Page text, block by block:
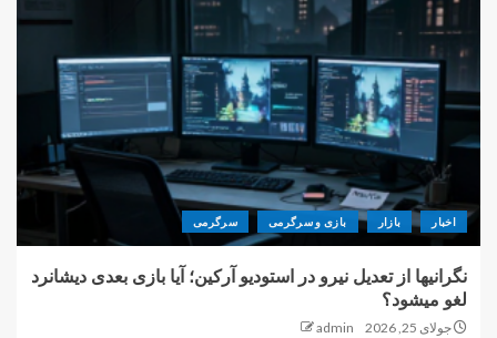
اخبار بازار بازی و سرگرمی سرگرمی
نگرانیها از تعدیل نیرو در استودیو آرکین؛ آیا بازی بعدی دیشانرد
لغو میشود؟
جولای 25, 2026 admin